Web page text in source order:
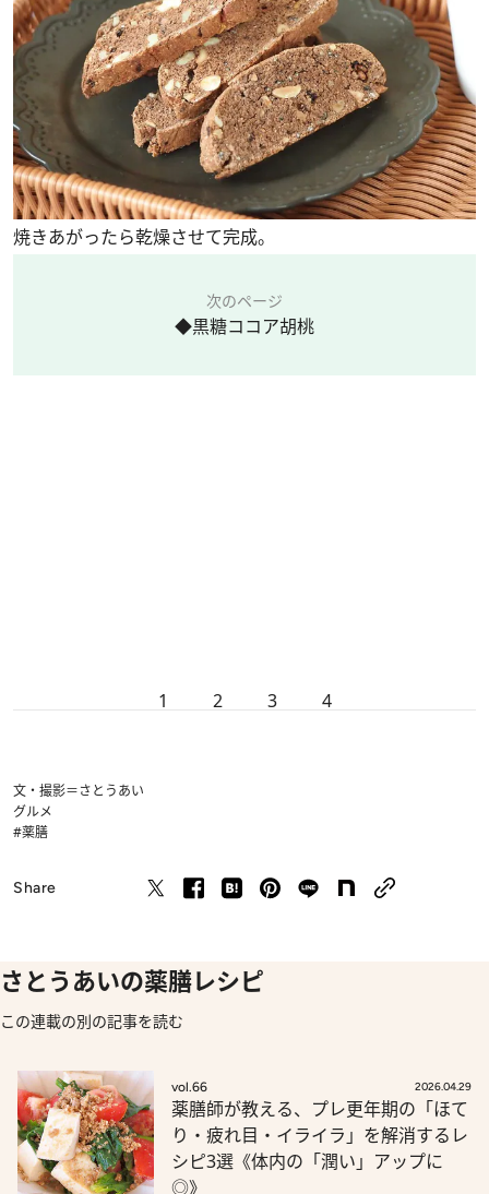
焼きあがったら乾燥させて完成。
次のページ
◆黒糖ココア胡桃
1 2 3 4
文・撮影＝さとうあい
グルメ
#薬膳
Share
さとうあいの薬膳レシピ
この連載の別の記事を読む
vol.66 2026.04.29
薬膳師が教える、プレ更年期の「ほて
り・疲れ目・イライラ」を解消するレ
シピ3選《体内の「潤い」アップに
◎》